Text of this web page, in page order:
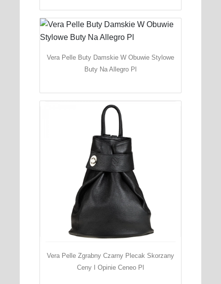
Vera Pelle Buty Damskie W Obuwie Stylowe
Buty Na Allegro Pl
Vera Pelle Zgrabny Czarny Plecak Skorzany
Ceny I Opinie Ceneo Pl